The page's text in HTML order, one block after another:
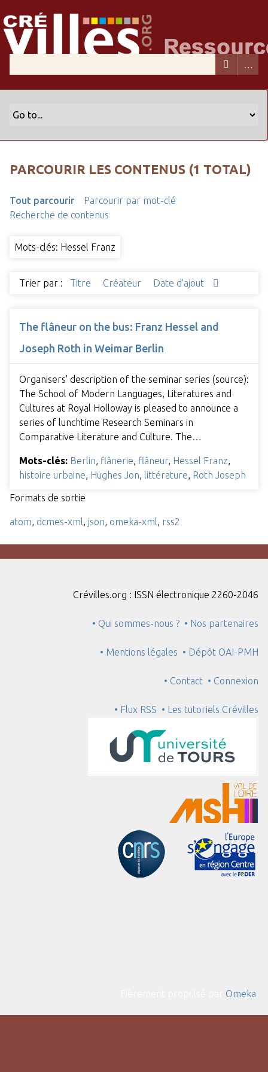
PARCOURIR LES CONTENUS (1 TOTAL)
Tout parcourir
Parcourir par mot-clé
Recherche de contenus
Mots-clés: Hessel Franz
Trier par : Titre Créateur Date d'ajout
The flâneur on the bus: Franz Hessel and
Joseph Roth in Weimar Berlin
Organisers' description of the seminar series (source):
The School of Modern Languages, Literatures and
Cultures at Royal Holloway is pleased to announce a
series of lunchtime Research Seminars in
Comparative Literature and Culture. The…
Mots-clés: Berlin flânerie flâneur, Hessel Franz
histoire urbaine Hughes Jon littérature Roth Joseph
Formats de sortie
atom dcmes-xml json omeka-xml rss2
Crévilles.org : ISSN électronique 2260-2046
• Qui sommes-nous ? • Nos partenaires
• Mentions légales • Dépôt OAI-PMH
• Contact • Connexion
• Flux RSS • Les tutoriels Crévilles
Omeka